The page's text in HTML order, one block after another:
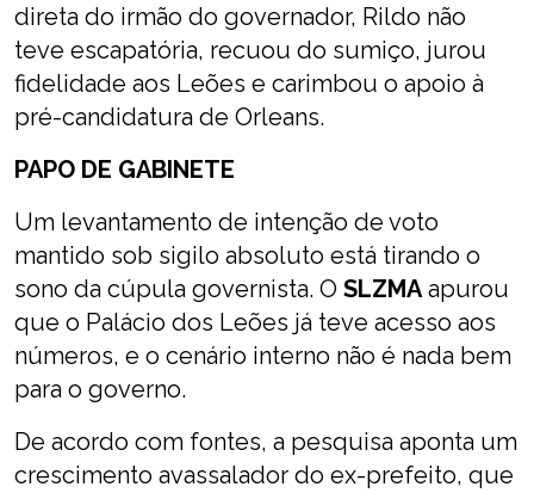
direta do irmão do governador, Rildo não
teve escapatória, recuou do sumiço, jurou
fidelidade aos Leões e carimbou o apoio à
pré-candidatura de Orleans.
PAPO DE GABINETE
Um levantamento de intenção de voto
mantido sob sigilo absoluto está tirando o
sono da cúpula governista. O SLZMAapurou
que o Palácio dos Leões já teve acesso aos
números, e o cenário interno não é nada bem
para o governo.
De acordo com fontes, a pesquisa aponta um
crescimento avassalador do ex-prefeito, que